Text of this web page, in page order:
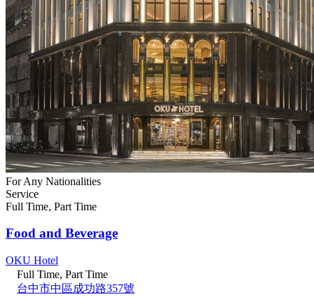
For Any Nationalities
Service
Full Time, Part Time
Food and Beverage
OKU Hotel
Full Time, Part Time
台中市中區成功路357號